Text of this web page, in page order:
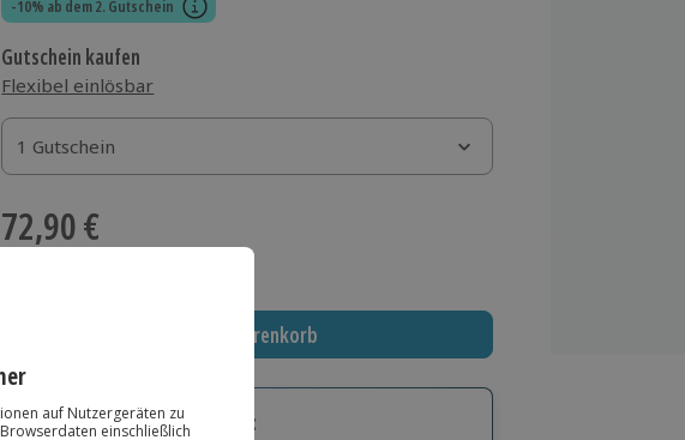
-10% ab dem 2. Gutschein
Gutschein kaufen
Flexibel einlösbar
1 Gutschein
1 Gutschein
1 Gutschein
72,90 €
In den Warenkorb
Immer das richtige Geschenk: